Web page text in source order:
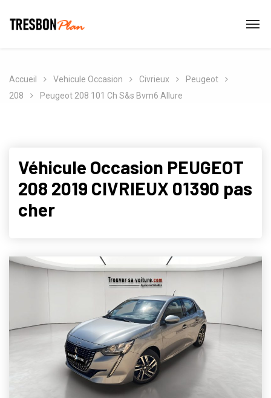
Accueil Vehicule Occasion Civrieux
Peugeot
208
Peugeot 208 101 Ch S&s Bvm6 Allure
Véhicule Occasion PEUGEOT
208 2019 CIVRIEUX 01390 pas
cher